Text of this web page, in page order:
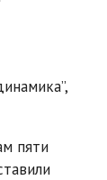
пяти